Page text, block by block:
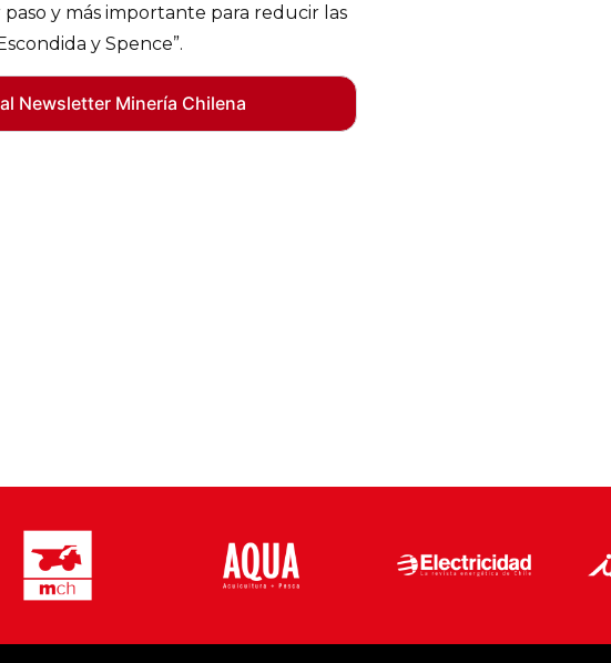
y más importante para reducir las
y Spence”.
Newsletter Minería Chilena